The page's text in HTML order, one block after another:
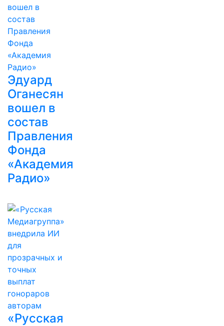
Эдуард
Оганесян
вошел в
состав
Правления
Фонда
«Академия
Радио»
«Русская